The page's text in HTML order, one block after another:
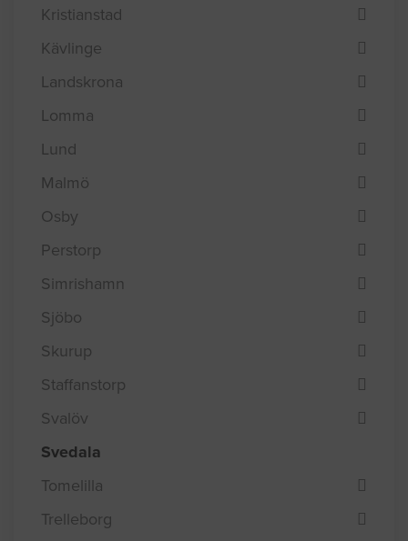
Kristianstad
Kävlinge
Landskrona
Lomma
Lund
Malmö
Osby
Perstorp
Simrishamn
Sjöbo
Skurup
Staffanstorp
Svalöv
Svedala
Tomelilla
Trelleborg